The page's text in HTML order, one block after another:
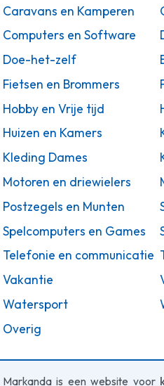
Caravans en Kamperen
Computers en Software
Doe-het-zelf
Fietsen en Brommers
Hobby en Vrije tijd
Huizen en Kamers
Kleding Dames
Motoren en driewielers
Postzegels en Munten
Spelcomputers en Games
Telefonie en communicatie
Vakantie
Watersport
Overig
Markanda is een website voor